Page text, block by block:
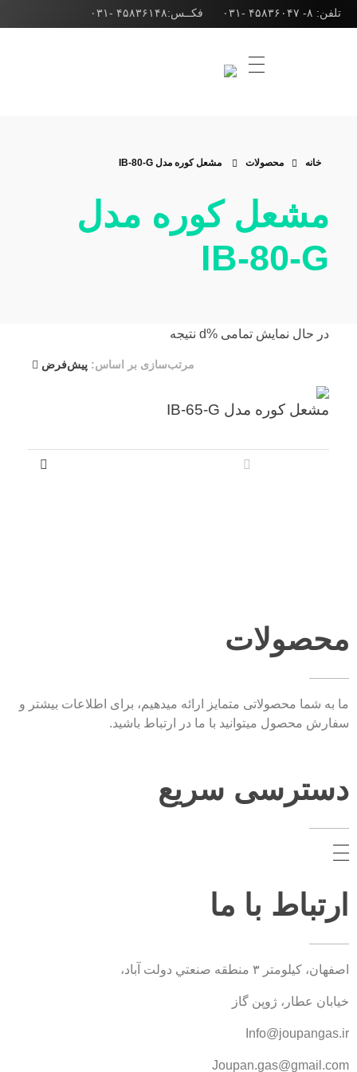
تلفن: ۸- ۴۵۸۳۶۰۴۷ -۰۳۱ فکــس:۴۵۸۳۶۱۴۸ -۰۳۱
خانه محصولات مشعل کوره مدل IB-80-G
مشعل کوره مدل
IB-80-G
‫در حال نمایش تمامی %d نتیجه
مرتب‌سازی بر اساس: پیش‌فرض
مشعل کوره مدل IB-65-G
محصولات
ما به شما محصولاتی متمایز ارائه میدهیم، برای اطلاعات بیشتر و
سفارش محصول میتوانید با ما در ارتباط باشید.
دسترسی سریع
ارتباط با ما
اصفهان، کيلومتر ۳ منطقه صنعتي دولت آباد،
خیابان عطار، ژوپن گاز
Info@joupangas.ir
Joupan.gas@gmail.com